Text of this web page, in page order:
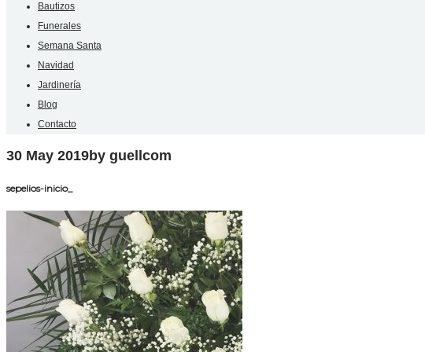
Bautizos
Funerales
Semana Santa
Navidad
Jardinería
Blog
Contacto
30 May 2019by guellcom
sepelios-inicio_